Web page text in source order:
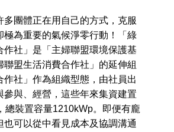
多團體正在用自己的方式，克服
極為重要的氣候淨零行動！「綠
作社」是「主婦聯盟環境保護基
聯盟生活消費合作社」的延伸組
作社」作為組織型態，由社員出
參與、經營，這些年來集資建置
總裝置容量1210kWp。即便有龐
也可以從中看見成本及協調溝通